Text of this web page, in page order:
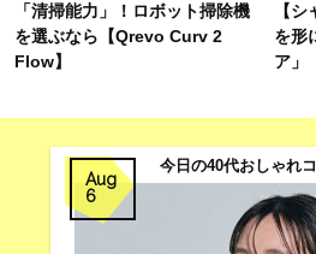
「清掃能力」！ロボット掃除機
を選ぶなら【Qrevo Curv 2
Flow】
【
を形
ア」
Aug
6
今日の40代おしゃれ